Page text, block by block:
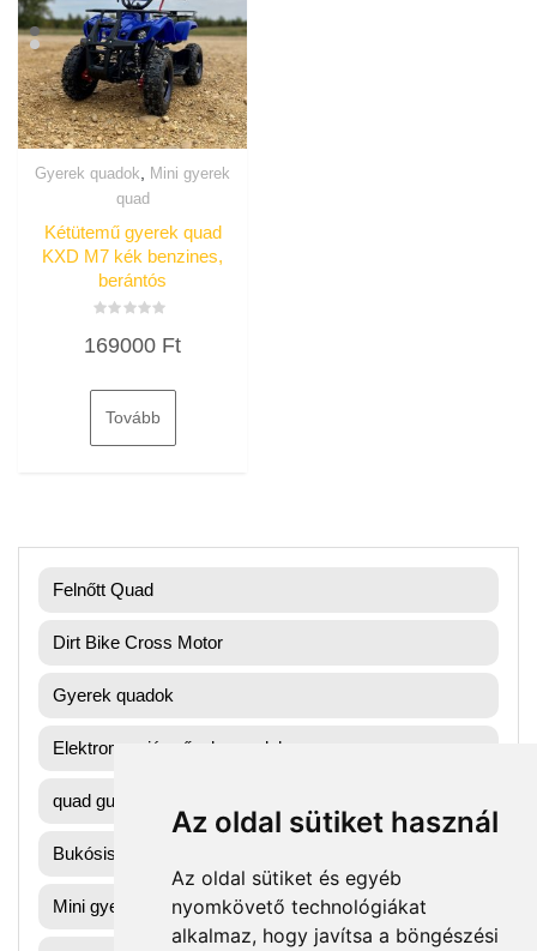
Az oldal sütiket használ
Az oldal sütiket és egyéb
nyomkövető technológiákat
alkalmaz, hogy javítsa a böngészési
Gyerek quadok
Mini gyerek
quad
Kétütemű gyerek quad
KXD M7 kék benzines,
berántós
0
169000 Ft
Tovább
Felnőtt Quad
Dirt Bike Cross Motor
Gyerek quadok
Elektromos járművek, quadok
quad gumik
Bukósisak
Mini gyerek quad